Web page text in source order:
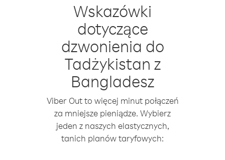
Wskazówki
dotyczące
dzwonienia do
Tadżykistan z
Bangladesz
Viber Out to więcej minut połączeń
za mniejsze pieniądze. Wybierz
jeden z naszych elastycznych,
tanich planów taryfowych: